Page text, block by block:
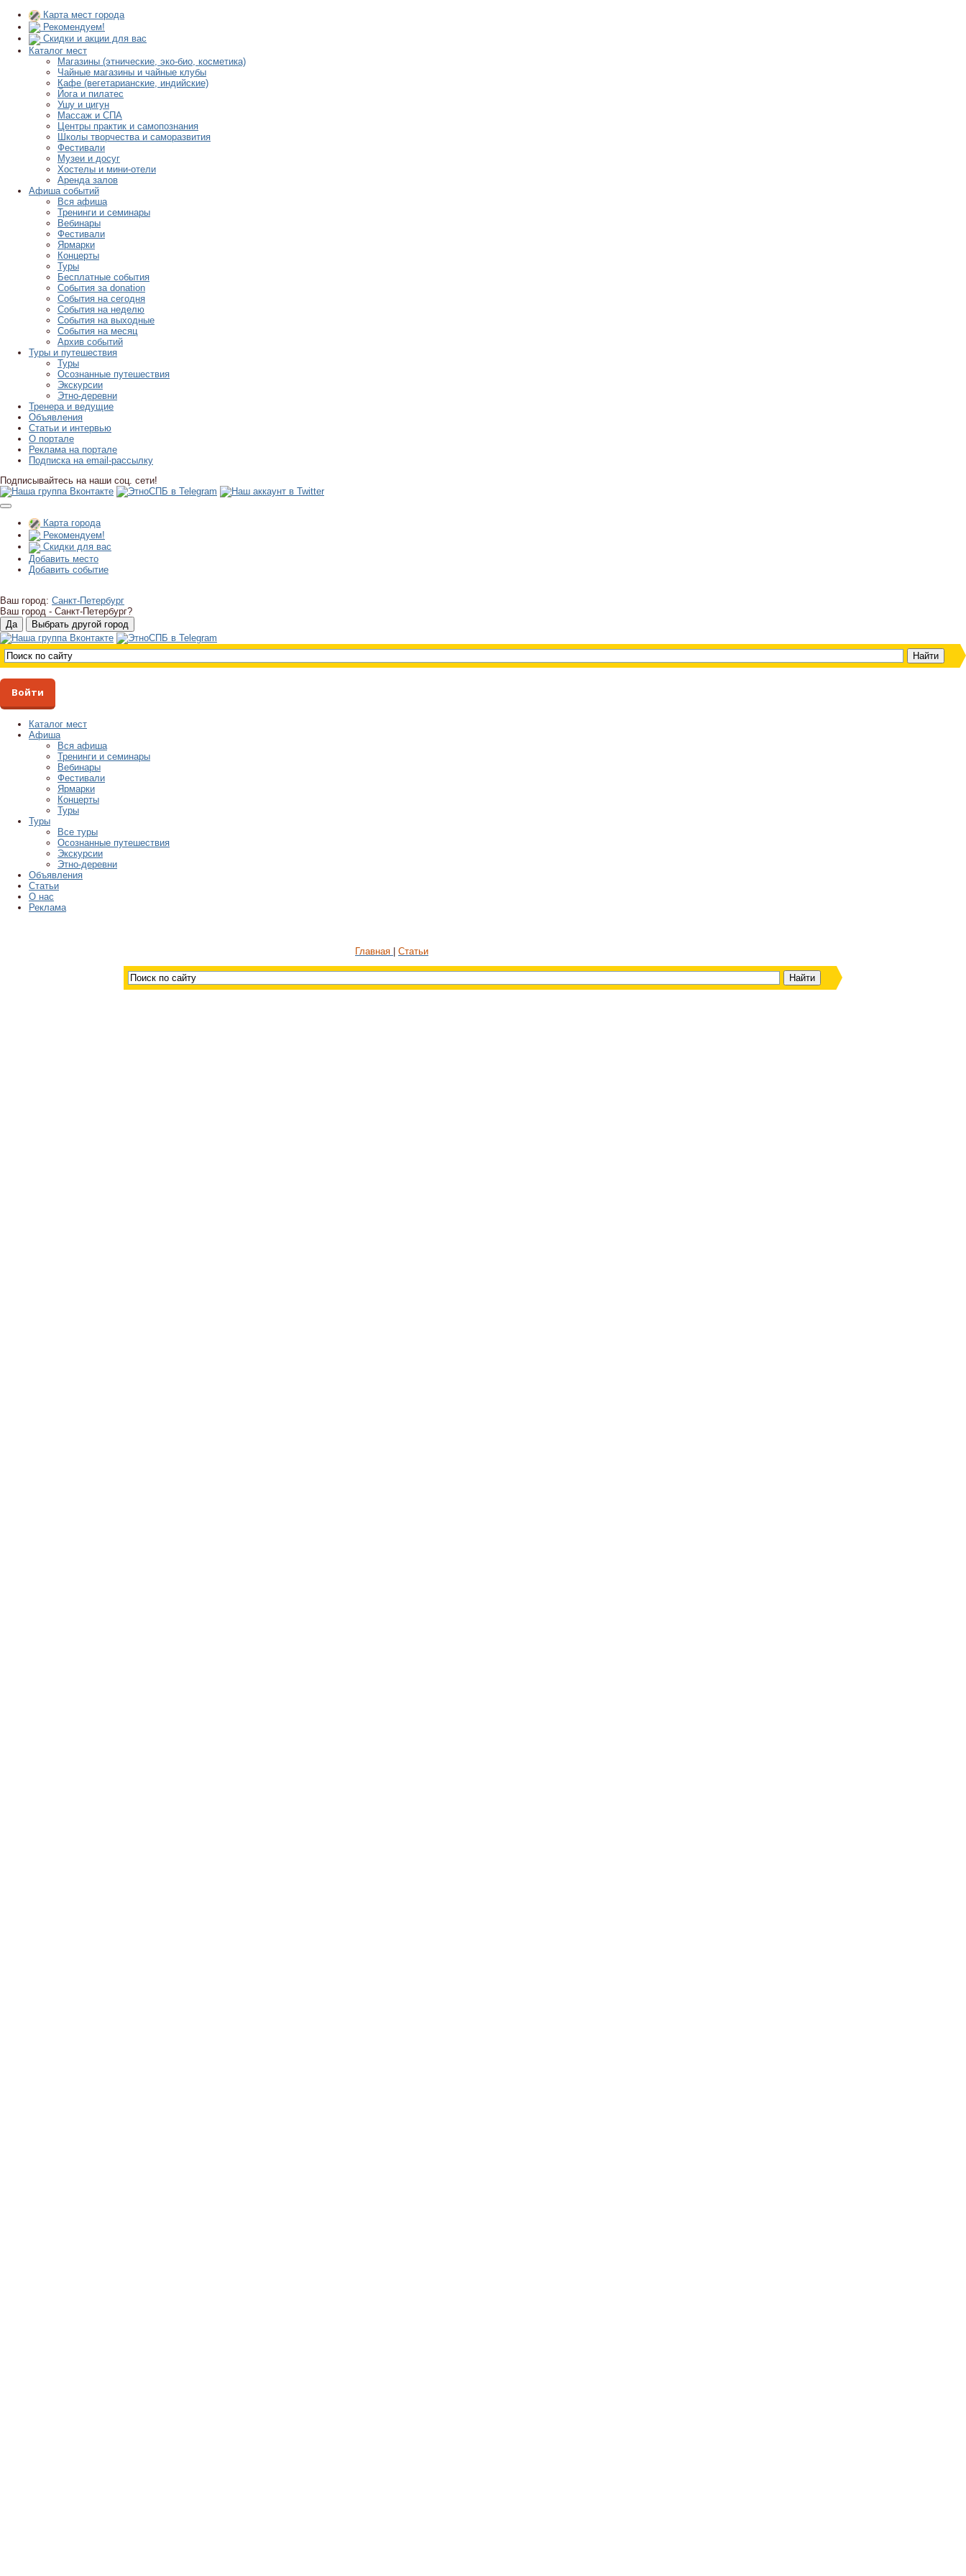
Карта мест города
Рекомендуем!
Скидки и акции для вас
Каталог мест
Магазины (этнические, эко-био, косметика)
Чайные магазины и чайные клубы
Кафе (вегетарианские, индийские)
Йога и пилатес
Ушу и цигун
Массаж и СПА
Центры практик и самопознания
Школы творчества и саморазвития
Фестивали
Музеи и досуг
Хостелы и мини-отели
Аренда залов
Афиша событий
Вся афиша
Тренинги и семинары
Вебинары
Фестивали
Ярмарки
Концерты
Туры
Бесплатные события
События за donation
События на сегодня
События на неделю
События на выходные
События на месяц
Архив событий
Туры и путешествия
Туры
Осознанные путешествия
Экскурсии
Этно-деревни
Тренера и ведущие
Объявления
Статьи и интервью
О портале
Реклама на портале
Подписка на email-рассылку
Подписывайтесь на наши соц. сети!
Карта города
Рекомендуем!
Скидки для вас
Добавить место
Добавить событие
Ваш город: Санкт-Петербург
Ваш город - Санкт-Петербург?
Войти
Каталог мест
Афиша
Вся афиша
Тренинги и семинары
Вебинары
Фестивали
Ярмарки
Концерты
Туры
Туры
Все туры
Осознанные путешествия
Экскурсии
Этно-деревни
Объявления
Статьи
О нас
Реклама
Главная Статьи